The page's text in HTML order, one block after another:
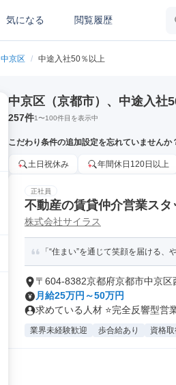
気になる 閲覧履歴
中京区 / 中途入社50％以上
中京区（京都市）、中途入社
257件1〜100件目を表示中
こだわり条件の追加設定を忘れていませんか
土日祝休み 年間休日120日以上
正社員
不動産の賃貸仲介営業スタ
株式会社サイラス
「“住まい”を通じて笑顔を届ける、
〒604-8382京都府京都市中京区
月給25万円～50万円
求めている人材 ⭐完全反響型営
業界未経験歓迎 歩合給あり 資格